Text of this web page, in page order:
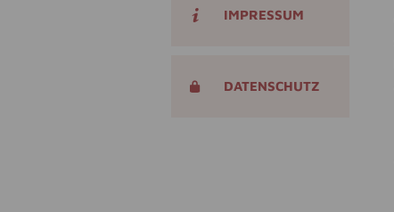
IMPRESSUM
DATENSCHUTZ